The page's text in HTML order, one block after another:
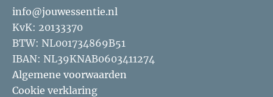
info@jouwessentie.nl
KvK: 20133370
BTW: NL001734869B51
IBAN: NL39KNAB0603411274
Algemene voorwaarden
Cookie verklaring